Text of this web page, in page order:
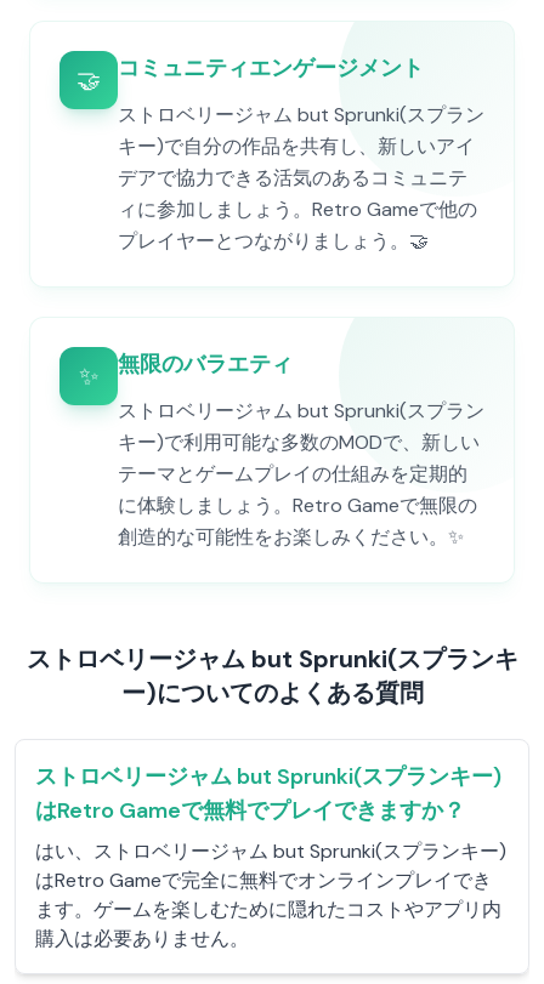
🤝 コミュニティエンゲージメント
ストロベリージャム but Sprunki(スプラン
キー)で自分の作品を共有し、新しいアイ
デアで協力できる活気のあるコミュニテ
ィに参加しましょう。Retro Gameで他の
プレイヤーとつながりましょう。🤝
✨ 無限のバラエティ
ストロベリージャム but Sprunki(スプラン
キー)で利用可能な多数のMODで、新しい
テーマとゲームプレイの仕組みを定期的
に体験しましょう。Retro Gameで無限の
創造的な可能性をお楽しみください。✨
ストロベリージャム but Sprunki(スプランキ
ー)についてのよくある質問
ストロベリージャム but Sprunki(スプランキー)
はRetro Gameで無料でプレイできますか？
はい、ストロベリージャム but Sprunki(スプランキー)
はRetro Gameで完全に無料でオンラインプレイでき
ます。ゲームを楽しむために隠れたコストやアプリ内
購入は必要ありません。